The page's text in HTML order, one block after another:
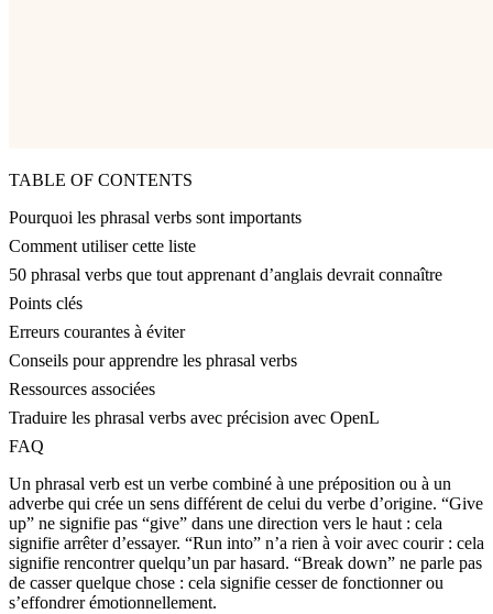
TABLE OF CONTENTS
Pourquoi les phrasal verbs sont importants
Comment utiliser cette liste
50 phrasal verbs que tout apprenant d’anglais devrait connaître
Points clés
Erreurs courantes à éviter
Conseils pour apprendre les phrasal verbs
Ressources associées
Traduire les phrasal verbs avec précision avec OpenL
FAQ
Un phrasal verb est un verbe combiné à une préposition ou à un
adverbe qui crée un sens différent de celui du verbe d’origine. “Give
up” ne signifie pas “give” dans une direction vers le haut : cela
signifie arrêter d’essayer. “Run into” n’a rien à voir avec courir : cela
signifie rencontrer quelqu’un par hasard. “Break down” ne parle pas
de casser quelque chose : cela signifie cesser de fonctionner ou
s’effondrer émotionnellement.